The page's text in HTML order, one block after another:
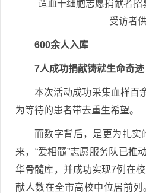
造血干细胞志愿捐献者招
受访者
600余人入库
7人成功捐献铸就生命奇迹
本次活动成功采集血样百
为等待的患者带去重生希望。
而数字背后，是更为扎实
来，“爱相髓”志愿服务队已推
华骨髓库，并成功实现7例在
献人数在全市高校中位居前